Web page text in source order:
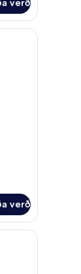
verð
rúmföt
gardínur, ókeypis
verð